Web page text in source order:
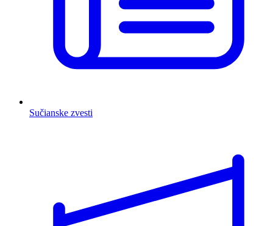
Sučianske zvesti